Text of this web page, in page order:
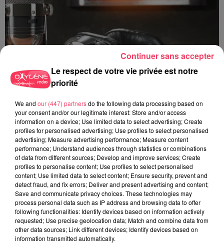
Jeux Antenne
Le respect de votre vie privée est notre
priorité
We and our (447) partnersdo the following data processing based on
your consent and/or our legitimate interest: Store and/or access
information on a device; Use limited data to select advertising; Create
profiles for personalised advertising; Use profiles to select personalised
advertising; Measure advertising performance; Measure content
performance; Understand audiences through statistics or combinations
of data from different sources; Develop and improve services; Create
profiles to personalise content; Use profiles to select personalised
content; Use limited data to select content; Ensure security, prevent and
detect fraud, and fix errors; Deliver and present advertising and content;
Save and communicate privacy choices. These technologies may
process personal data such as IP address and browsing data to offer
following functionalities: Identify devices based on information actively
requested; Use precise geolocation data; Match and combine data from
other data sources; Link different devices; Identify devices based on
information transmitted automatically.
Continuer sans accepter